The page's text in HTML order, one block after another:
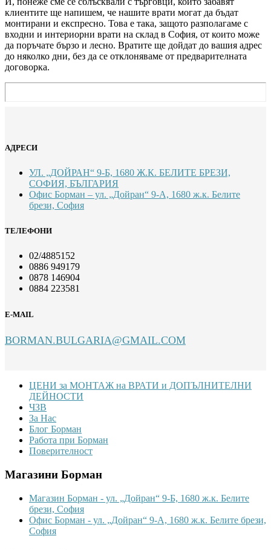
клиентите ще напишем, че нашите врати могат да бъдат
монтирани и експресно. Това е така, защото разполагаме с
входни и интериорни врати на склад в София, от които може
да поръчате бързо и лесно. Вратите ще дойдат до вашия адрес
до няколко дни, без да се отклоняваме от предварителната
договорка.
АДРЕСИ
УЛ. „ДОЙРАН“ 9-Б, 1680 Ж.К. БЕЛИТЕ БРЕЗИ,
СОФИЯ, БЪЛГАРИЯ
Офис Борман – ул. „Дойран“ 9-А, 1680 ж.к. Белите
брези, София
ТЕЛЕФОНИ
02/4885152
0886 949179
0878 146904
0884 223581
E-MAIL
BORMAN.BULGARIA@GMAIL.COM
FooterЦЕНИ за МОНТАЖ на ВРАТИ и ДОПЪЛНИТЕЛНИ
ДЕЙНОСТИ
ЧЗВ
За Нас
Блог Борман
Работа при Борман
Поверителност
Магазини Борман
Магазин Борман - ул. „Дойран“ 9-Б, 1680 ж.к. Белите
брези, София
Офис Борман - ул. „Дойран“ 9-А, 1680 ж.к. Белите брези,
София